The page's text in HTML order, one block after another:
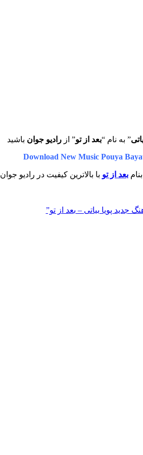
” به نام “بعد از تو” از رادیو جوان باشید
Download New Music Pouya
بنام بعد از تو با بالاترین کیفیت در رادیو جوان
جدید پویا بیاتی – بعد از تو”